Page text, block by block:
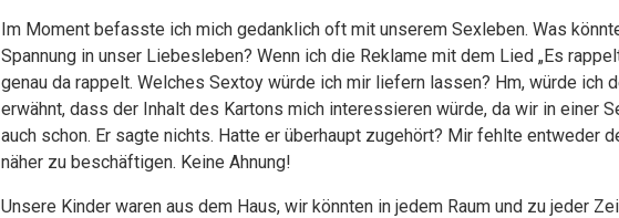
Im Moment befasste ich mich gedanklich oft mit unserem Sexleben. Was
Spannung in unser Liebesleben? Wenn ich die Reklame mit dem Lied „Es
genau da rappelt. Welches Sextoy würde ich mir liefern lassen? Hm, würde ich
erwähnt, dass der Inhalt des Kartons mich interessieren würde, da wir in einer
auch schon. Er sagte nichts. Hatte er überhaupt zugehört? Mir fehlte entweder
näher zu beschäftigen. Keine Ahnung!
Unsere Kinder waren aus dem Haus, wir könnten in jedem Raum und zu jeder